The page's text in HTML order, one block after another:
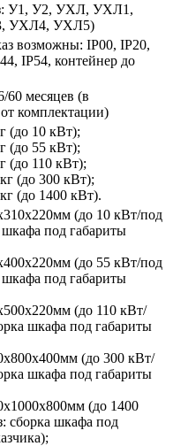
У1, У2, УХЛ, УХЛ1,
УХЛ4, УХЛ5)
возможны: IP00, IP20,
IP54, контейнер до
60 месяцев (в
комплектации)
(до 10 кВт);
(до 55 кВт);
(до 110 кВт);
(до 300 кВт);
(до 1400 кВт).
(до 10 кВт/под
шкафа под габариты
(до 55 кВт/под
шкафа под габариты
(до 110 кВт/
шкафа под габариты
(до 300 кВт/
шкафа под габариты
(до 1400
сборка шкафа под